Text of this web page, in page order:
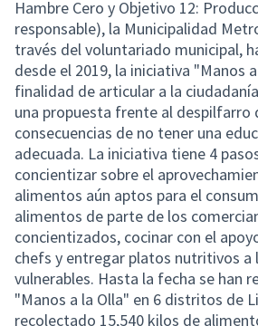
Hambre Cero y Objetivo 12:
responsable), la Municipalidad
través del voluntariado municipal,
desde el 2019, la iniciativa "Manos
finalidad de articular a la
una propuesta frente al despilfarro
consecuencias de no tener una
adecuada. La iniciativa tiene 4
concientizar sobre el
alimentos aún aptos para el
alimentos de parte de los
concientizados, cocinar con el
chefs y entregar platos nutritivos a
vulnerables. Hasta la fecha se han
"Manos a la Olla" en 6 distritos de
recolectado 15,540 kilos de